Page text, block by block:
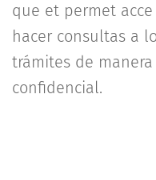
que et permet
hacer consultas a
trámites de
confidencial.